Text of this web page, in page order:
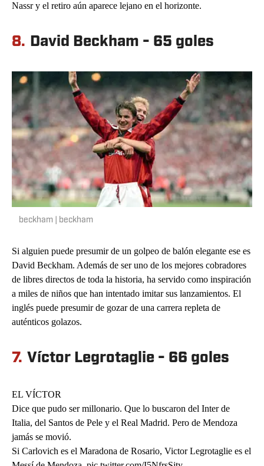
Nassr y el retiro aún aparece lejano en el horizonte.
8. David Beckham - 65 goles
beckham | beckham
Si alguien puede presumir de un golpeo de balón elegante ese es
David Beckham. Además de ser uno de los mejores cobradores
de libres directos de toda la historia, ha servido como inspiración
a miles de niños que han intentado imitar sus lanzamientos. El
inglés puede presumir de gozar de una carrera repleta de
auténticos golazos.
7. Víctor Legrotaglie - 66 goles
EL VÍCTOR
Dice que pudo ser millonario. Que lo buscaron del Inter de
Italia, del Santos de Pele y el Real Madrid. Pero de Mendoza
jamás se movió.
Si Carlovich es el Maradona de Rosario, Victor Legrotaglie es el